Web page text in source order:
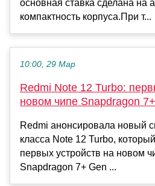
основная ставка сделана на
компактность корпуса.При т...
10:00, 29 Мар
Redmi Note 12 Turbo:
новом чипе Snapdragon
Redmi анонсировала новый
класса Note 12 Turbo,
первых устройств на новом
Snapdragon 7+ Gen ...